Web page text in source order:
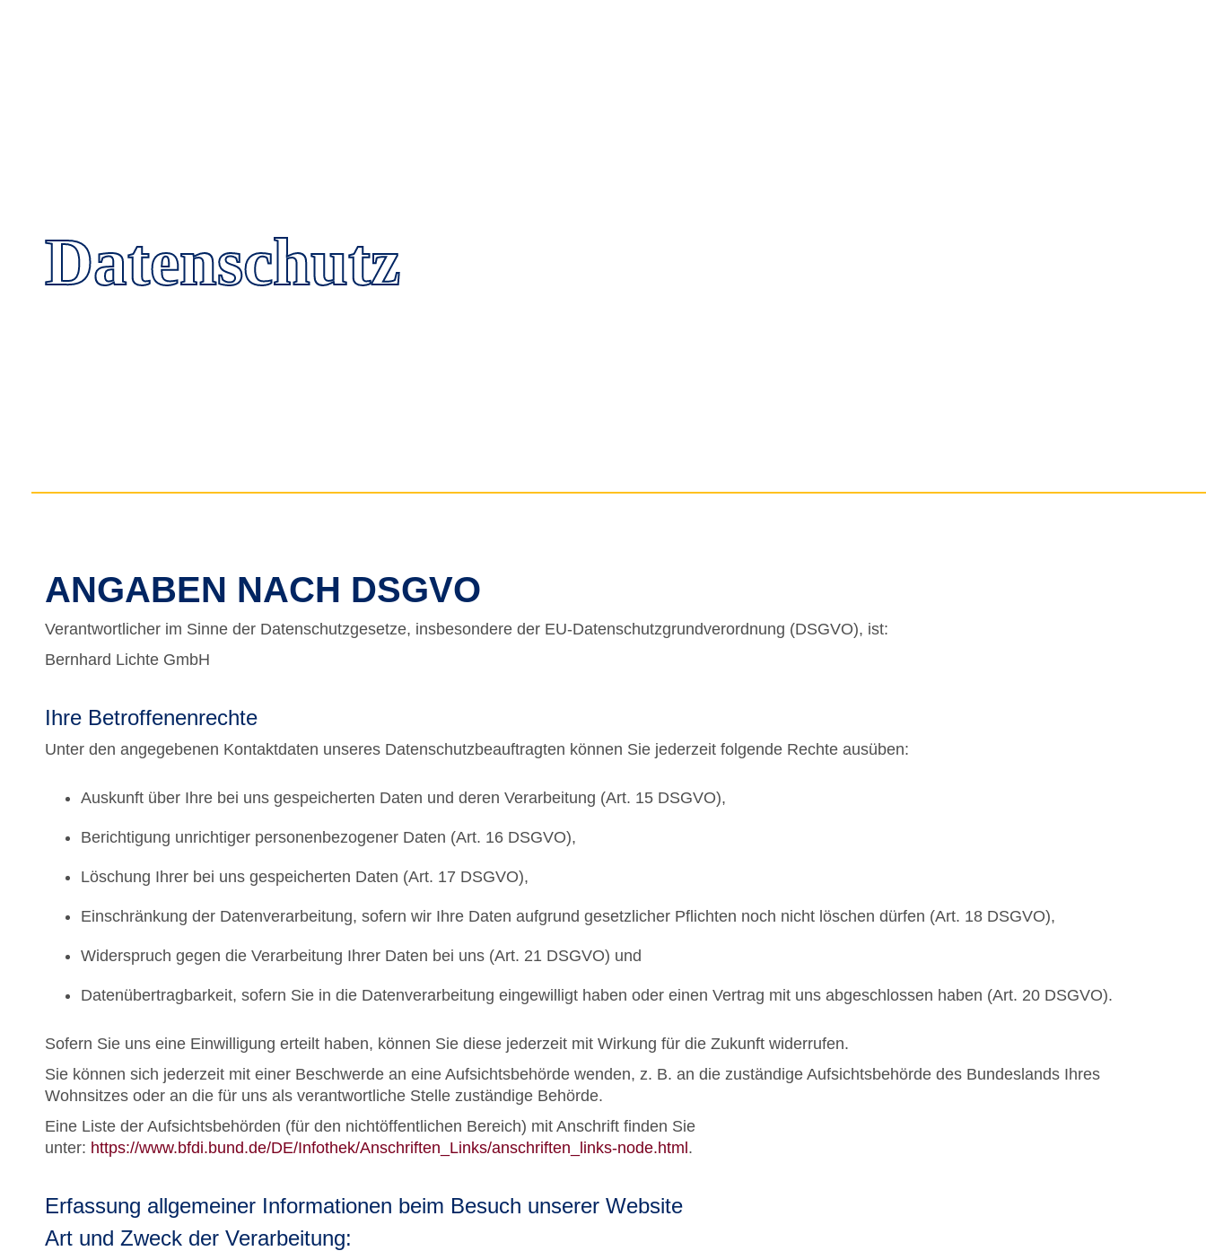
Datenschutz
ANGABEN NACH DSGVO
Verantwortlicher im Sinne der Datenschutzgesetze, insbesondere der EU-Datenschutzgrundverordnung (DSGVO), ist:
Bernhard Lichte GmbH
Ihre Betroffenenrechte
Unter den angegebenen Kontaktdaten unseres Datenschutzbeauftragten können Sie jederzeit folgende Rechte ausüben:
Auskunft über Ihre bei uns gespeicherten Daten und deren Verarbeitung (Art. 15 DSGVO),
Berichtigung unrichtiger personenbezogener Daten (Art. 16 DSGVO),
Löschung Ihrer bei uns gespeicherten Daten (Art. 17 DSGVO),
Einschränkung der Datenverarbeitung, sofern wir Ihre Daten aufgrund gesetzlicher Pflichten noch nicht löschen dürfen (Art. 18 DSGVO),
Widerspruch gegen die Verarbeitung Ihrer Daten bei uns (Art. 21 DSGVO) und
Datenübertragbarkeit, sofern Sie in die Datenverarbeitung eingewilligt haben oder einen Vertrag mit uns abgeschlossen haben (Art. 20 DSGVO).
Sofern Sie uns eine Einwilligung erteilt haben, können Sie diese jederzeit mit Wirkung für die Zukunft widerrufen.
Sie können sich jederzeit mit einer Beschwerde an eine Aufsichtsbehörde wenden, z. B. an die zuständige Aufsichtsbehörde des Bundeslands Ihres
Wohnsitzes oder an die für uns als verantwortliche Stelle zuständige Behörde.
Eine Liste der Aufsichtsbehörden (für den nichtöffentlichen Bereich) mit Anschrift finden Sie
unter: https://www.bfdi.bund.de/DE/Infothek/Anschriften_Links/anschriften_links-node.html .
Erfassung allgemeiner Informationen beim Besuch unserer Website
Art und Zweck der Verarbeitung: